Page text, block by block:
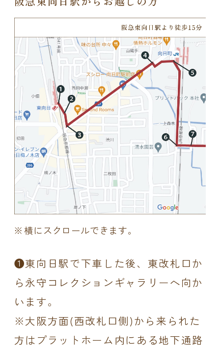
横にスクロールできます。
❶東向日駅で下車した後、東改札口か
ら永守コレクションギャラリーへ向か
います。
※大阪方面(西改札口側)から来られた
方はプラットホーム内にある地下通路